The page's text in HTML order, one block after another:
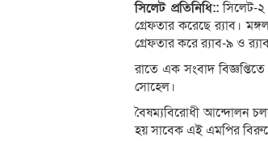
সিলেট প্রতিনিধি::সিলেট-২
গ্রেফতার করেছে র‍্যাব।
গ্রেফতার করে র‍্যাব-৯ ও
রাতে এক সংবাদ
সোহেল।
বৈষম্যবিরোধী আন্দোলন
হয় সাবেক এই এমপির